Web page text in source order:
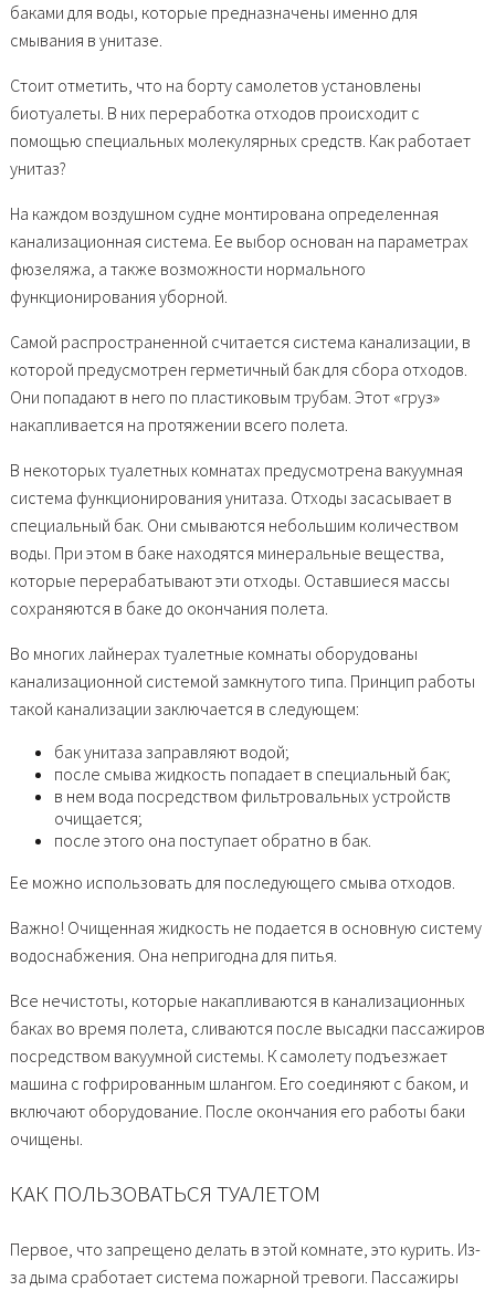
баками для воды, которые предназначены именно для
смывания в унитазе.
Стоит отметить, что на борту самолетов установлены
биотуалеты. В них переработка отходов происходит с
помощью специальных молекулярных средств. Как работает
унитаз?
На каждом воздушном судне монтирована определенная
канализационная система. Ее выбор основан на параметрах
фюзеляжа, а также возможности нормального
функционирования уборной.
Самой распространенной считается система канализации, в
которой предусмотрен герметичный бак для сбора отходов.
Они попадают в него по пластиковым трубам. Этот «груз»
накапливается на протяжении всего полета.
В некоторых туалетных комнатах предусмотрена вакуумная
система функционирования унитаза. Отходы засасывает в
специальный бак. Они смываются небольшим количеством
воды. При этом в баке находятся минеральные вещества,
которые перерабатывают эти отходы. Оставшиеся массы
сохраняются в баке до окончания полета.
Во многих лайнерах туалетные комнаты оборудованы
канализационной системой замкнутого типа. Принцип работы
такой канализации заключается в следующем:
бак унитаза заправляют водой;
после смыва жидкость попадает в специальный бак;
в нем вода посредством фильтровальных устройств
очищается;
после этого она поступает обратно в бак.
Ее можно использовать для последующего смыва отходов.
Важно! Очищенная жидкость не подается в основную систему
водоснабжения. Она непригодна для питья.
Все нечистоты, которые накапливаются в канализационных
баках во время полета, сливаются после высадки пассажиров
посредством вакуумной системы. К самолету подъезжает
машина с гофрированным шлангом. Его соединяют с баком, и
включают оборудование. После окончания его работы баки
очищены.
КАК ПОЛЬЗОВАТЬСЯ ТУАЛЕТОМ
Первое, что запрещено делать в этой комнате, это курить. Из-
за дыма сработает система пожарной тревоги. Пассажиры